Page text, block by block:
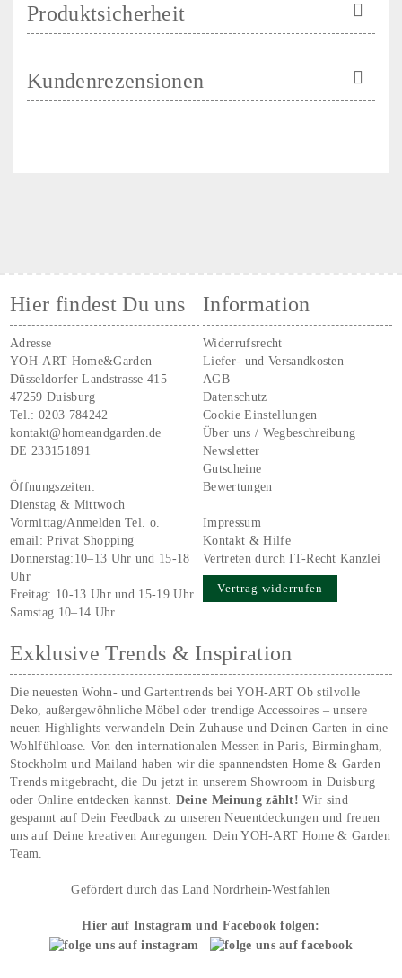
Produktsicherheit
Kundenrezensionen
Hier findest Du uns
Adresse
YOH-ART Home&Garden
Düsseldorfer Landstrasse 415
47259 Duisburg
Tel.:0203 784242
kontakt@homeandgarden.de
DE 233151891
Öffnungszeiten:
Dienstag & Mittwoch
Vormittag/Anmelden Tel. o.
email:Privat Shopping
Donnerstag:10–13 Uhr und 15-18
Uhr
Freitag: 10-13 Uhr und 15-19 Uhr
Samstag 10–14 Uhr
Information
Widerrufsrecht
Liefer- und Versandkosten
AGB
Datenschutz
Cookie Einstellungen
Über uns / Wegbeschreibung
Newsletter
Gutscheine
Bewertungen
Impressum
Kontakt & Hilfe
Vertreten durch IT-Recht Kanzlei
Vertrag widerrufen
Exklusive Trends & Inspiration
Die neuesten Wohn- und Gartentrends bei YOH‑ART Ob stilvolle
Deko, außergewöhnliche Möbel oder trendige Accessoires – unsere
neuen Highlights verwandeln Dein Zuhause und Deinen Garten in eine
Wohlfühloase. Von den internationalen Messen in Paris, Birmingham,
Stockholm und Mailand haben wir die spannendsten Home & Garden
Trends mitgebracht, die Du jetzt in unserem Showroom in Duisburg
oder Online entdecken kannst. Deine Meinung zählt!Wir sind
gespannt auf Dein Feedback zu unseren Neuentdeckungen und freuen
uns auf Deine kreativen Anregungen. Dein YOH‑ART Home & Garden
Team.
Gefördert durch das Land Nordrhein-Westfahlen
Hier auf Instagram und Facebook folgen: